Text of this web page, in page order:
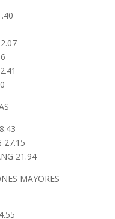
27.15
21.94
MAYORES